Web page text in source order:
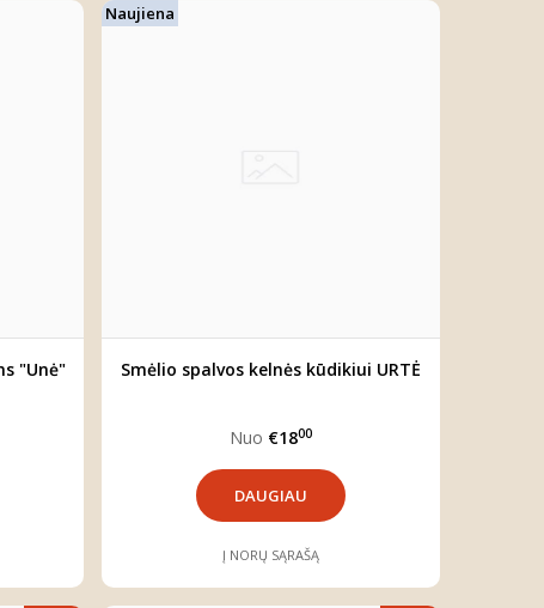
"Unė"
Naujiena
Smėlio spalvos kelnės kūdikiui URTĖ
Nuo €1800
DAUGIAU
Į NORŲ SĄRAŠĄ